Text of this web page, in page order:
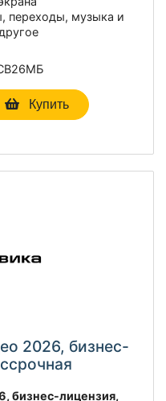
переходы, музыка и
Купить
2026, бизнес-
бизнес-лицензия,